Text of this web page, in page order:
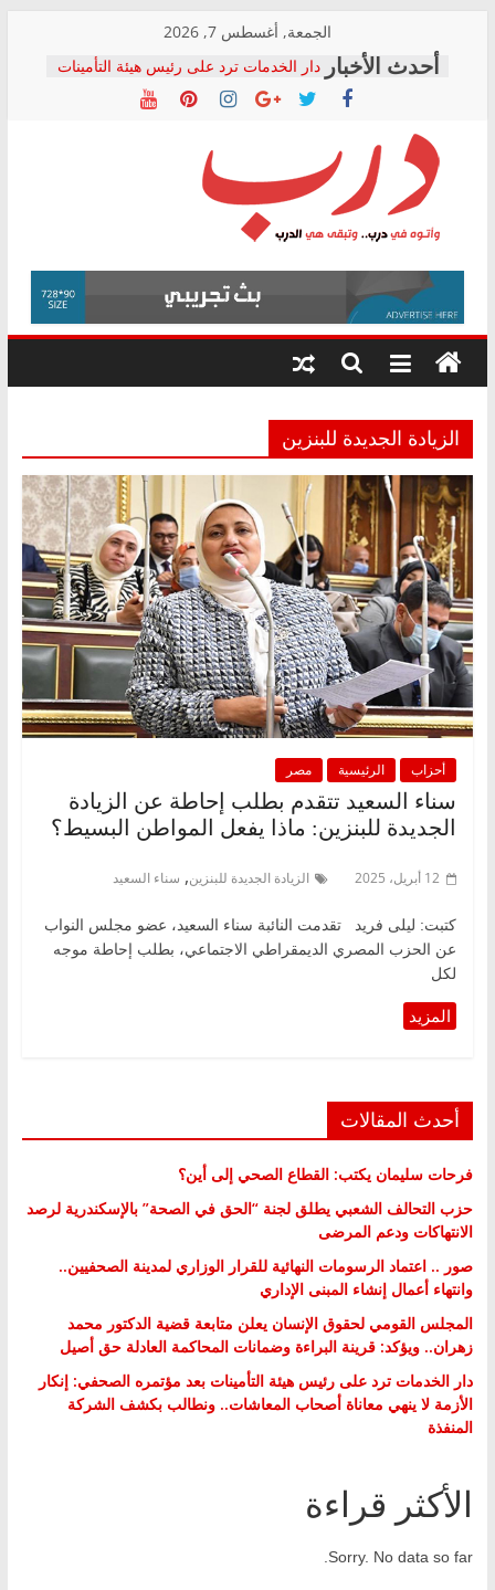
content
الجمعة, أغسطس 7, 2026
دار الخدمات ترد على رئيس هيئة التأمينات
بعد مؤتمره الصحفي: إنكار الأزمة لا ينهي
معاناة أصحاب المعاشات.. ونطالب بكشف
فرحات سليمان يكتب: القطاع الصحي إلى
أين؟
حزب التحالف الشعبي يطلق لجنة “الحق
في الصحة” بالإسكندرية لرصد الانتهاكات
ودعم المرضى
الوزاري لمدينة الصحفيين.. وانتهاء أعمال
إنشاء المبنى الإداري
المجلس القومي لحقوق الإنسان يعلن
متابعة قضية الدكتور محمد زهران.. ويؤكد:
قرينة البراءة وضمانات المحاكمة العادلة
درب
وأتوه
درب..
وتبقى
هي
الزيادة الجديدة للبنزين
أحزاب الرئيسية مصر
سناء السعيد تتقدم بطلب إحاطة عن الزيادة
الجديدة للبنزين: ماذا يفعل المواطن البسيط؟
12 أبريل، 2025 الزيادة الجديدة للبنزين, سناء السعيد
كتبت: ليلى فريد تقدمت النائبة سناء السعيد، عضو مجلس النواب
عن الحزب المصري الديمقراطي الاجتماعي، بطلب إحاطة موجه
لكل
أحدث المقالات
فرحات سليمان يكتب: القطاع الصحي إلى أين؟
حزب التحالف الشعبي يطلق لجنة “الحق في الصحة” بالإسكندرية لرصد
الانتهاكات ودعم المرضى
صور .. اعتماد الرسومات النهائية للقرار الوزاري لمدينة الصحفيين..
وانتهاء أعمال إنشاء المبنى الإداري
المجلس القومي لحقوق الإنسان يعلن متابعة قضية الدكتور محمد
زهران.. ويؤكد: قرينة البراءة وضمانات المحاكمة العادلة حق أصيل
دار الخدمات ترد على رئيس هيئة التأمينات بعد مؤتمره الصحفي: إنكار
الأزمة لا ينهي معاناة أصحاب المعاشات.. ونطالب بكشف الشركة
المنفذة
الأكثر قراءة
Sorry. No data so far.